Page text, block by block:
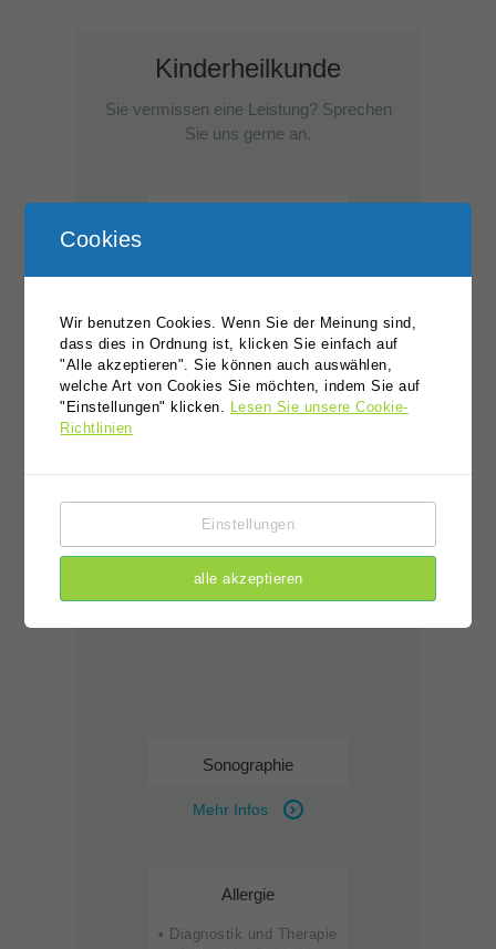
Kinderheilkunde
Sie vermissen eine Leistung? Sprechen
Sie uns gerne an.
Entwicklungsdiagnostik
• Motorik
• Sprache
Mehr Infos
Impfungen
Mehr Infos
Sonographie
Mehr Infos
Allergie
• Diagnostik und Therapie
Cookies
Wir benutzen Cookies. Wenn Sie der Meinung sind,
dass dies in Ordnung ist, klicken Sie einfach auf
"Alle akzeptieren". Sie können auch auswählen,
welche Art von Cookies Sie möchten, indem Sie auf
"Einstellungen" klicken. Lesen Sie unsere Cookie-
Richtlinien
Einstellungen
alle akzeptieren